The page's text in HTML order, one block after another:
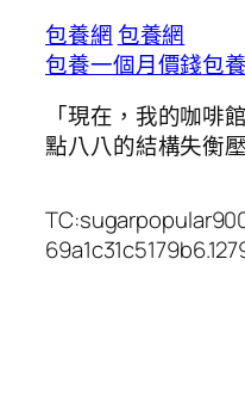
包養網包養網
包養一個月價錢包
「現在，我的咖啡
點八八的結構失衡